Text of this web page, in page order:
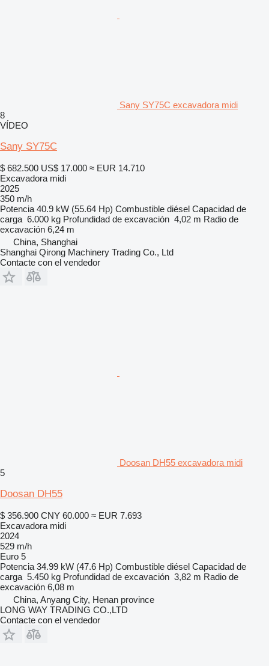
Sany SY75C excavadora midi
8
VÍDEO
Sany SY75C
$ 682.500 US$ 17.000 ≈ EUR 14.710
Excavadora midi
2025
350 m/h
Potencia 40.9 kW (55.64 Hp) Combustible diésel Capacidad de
carga 6.000 kg Profundidad de excavación 4,02 m Radio de
excavación 6,24 m
China, Shanghai
Shanghai Qirong Machinery Trading Co., Ltd
Contacte con el vendedor
Doosan DH55 excavadora midi
5
Doosan DH55
$ 356.900 CNY 60.000 ≈ EUR 7.693
Excavadora midi
2024
529 m/h
Euro 5
Potencia 34.99 kW (47.6 Hp) Combustible diésel Capacidad de
carga 5.450 kg Profundidad de excavación 3,82 m Radio de
excavación 6,08 m
China, Anyang City, Henan province
LONG WAY TRADING CO.,LTD
Contacte con el vendedor